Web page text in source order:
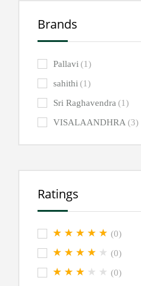
Brands
Pallavi (1)
sahithi (1)
Sri Raghavendra (1)
VISALAANDHRA (3)
Ratings
(0)
(0)
(0)